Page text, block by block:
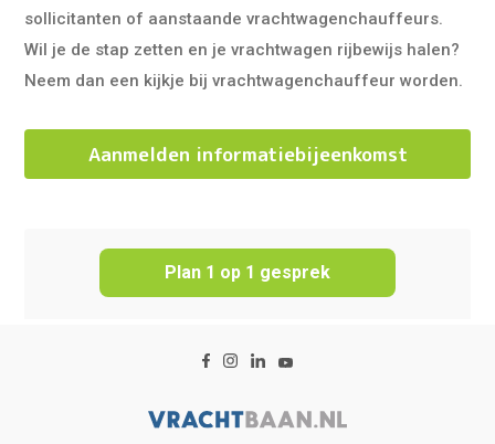
sollicitanten of aanstaande vrachtwagenchauffeurs.
Wil je de stap zetten en je vrachtwagen rijbewijs halen?
Neem dan een kijkje bij vrachtwagenchauffeur worden.
Aanmelden informatiebijeenkomst
Plan 1 op 1 gesprek